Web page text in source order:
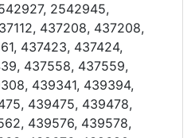
2542945,
437208, 437208,
437423, 437424,
437558, 437559,
439341, 439394,
439475, 439478,
439576, 439578,